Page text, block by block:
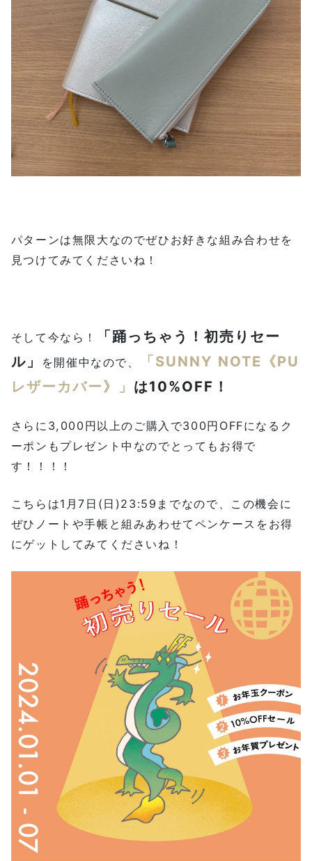
パターンは無限大なのでぜひお好きな組み合わせを
見つけてみてくださいね！
そして今なら！
「踊っちゃう！初売りセー
ル」
を開催中なので、
「SUNNY NOTE《PU
レザーカバー》」 は10%OFF！
さらに3,000円以上のご購入で300円OFFになるク
ーポンもプレゼント中なのでとってもお得で
す！！！！
こちらは1月7日(日)23:59までなので、この機会に
ぜひノートや手帳と組みあわせてペンケースをお得
にゲットしてみてくださいね！